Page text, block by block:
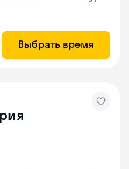
Выбрать время